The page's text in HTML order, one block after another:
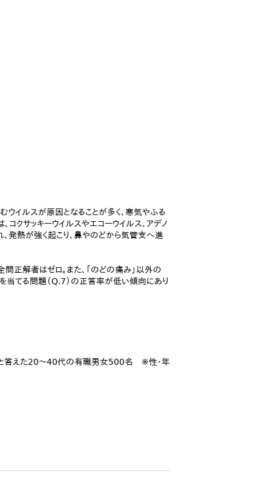
ウイルスが原因となることが多く、寒気やふる
クサッキーウイルスやエコーウイルス、アデノ
発熱が強く起こり、鼻やのどから気管支へ進
問正解者はゼロ。また、「のどの痛み」以外の
を当てる問題（Q.7）の正答率が低い傾向にあり
と答えた20～40代の有職男女500名 ※性・年